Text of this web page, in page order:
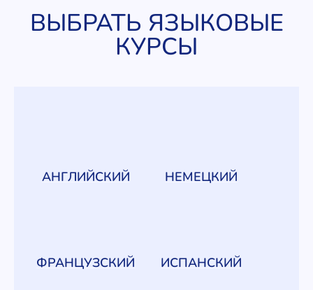
ВЫБРАТЬ ЯЗЫКОВЫЕ
КУРСЫ
АНГЛИЙСКИЙ НЕМЕЦКИЙ
ФРАНЦУЗСКИЙ ИСПАНСКИЙ